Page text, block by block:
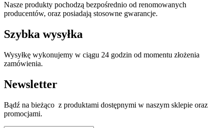
Nasze produkty pochodzą bezpośrednio od renomowanych
producentów, oraz posiadają stosowne gwarancje.
Szybka wysyłka
Wysyłkę wykonujemy w ciągu 24 godzin od momentu złożenia
zamówienia.
Newsletter
Bądź na bieżąco z produktami dostępnymi w naszym sklepie oraz
promocjami.